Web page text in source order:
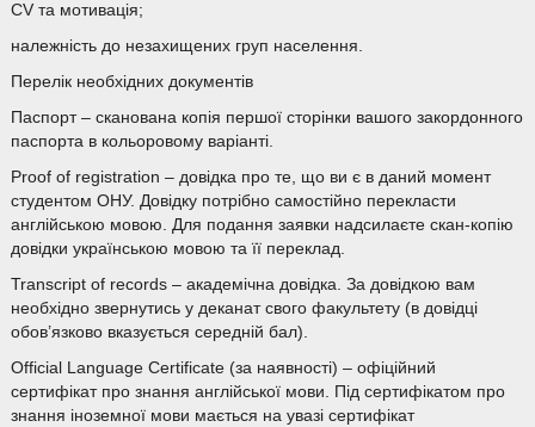
CV та мотивація;
належність до незахищених груп населення.
Перелік необхідних документів
Паспорт – сканована копія першої сторінки вашого закордонного
паспорта в кольоровому варіанті.
Proof of registration – довідка про те, що ви є в даний момент
студентом ОНУ. Довідку потрібно самостійно перекласти
англійською мовою. Для подання заявки надсилаєте скан-копію
довідки українською мовою та її переклад.
Transcript of records – академічна довідка. За довідкою вам
необхідно звернутись у деканат свого факультету (в довідці
обов’язково вказується середній бал).
Official Language Certificate (за наявності) – офіційний
сертифікат про знання англійської мови. Під сертифікатом про
знання іноземної мови мається на увазі сертифікат